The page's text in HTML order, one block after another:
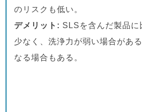
のリスクも低い。
デメリット: SLSを含んだ製品に
少なく、洗浄力が弱い場合があ
なる場合もある。